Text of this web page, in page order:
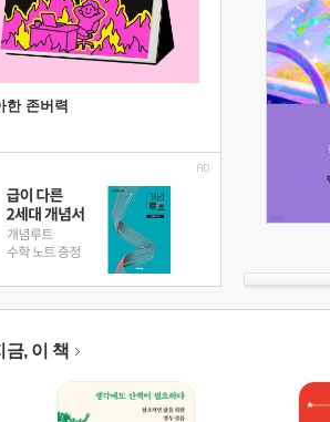
한 존버력
금, 이 책